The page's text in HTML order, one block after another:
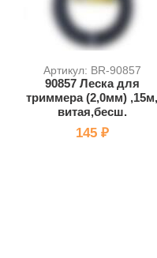
Артикул: BR-90857
90857 Леска для
триммера (2,0мм)
витая,бесш.
145 ₽